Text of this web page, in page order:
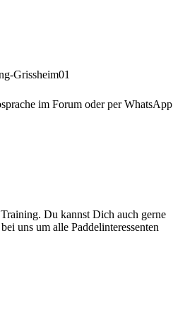
im Forum oder per WhatsApp
Du kannst Dich auch gerne
uns um alle Paddelinteressenten